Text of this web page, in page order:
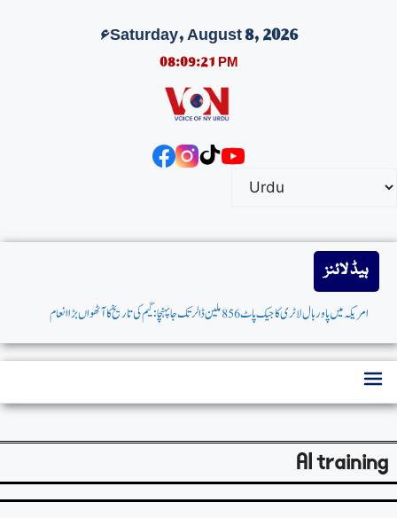
Saturday, August 8, 2026ء
08:09:22 PM
ہیڈ لائنز
امریکہ میں پاوربال لاٹری کاجیک پاٹ 856 ملین ڈالرتک جاپہنچا: گیم کی تاریخ کاآٹھواں بڑاانعام
AI training